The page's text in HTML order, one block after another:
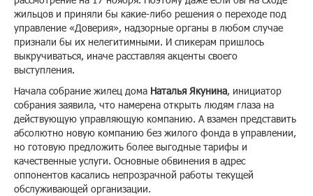
жильцов и приняли бы какие-либо решения о переходе под
управление «Доверия», надзорные органы в любом случае
признали бы их нелегитимными. И спикерам пришлось
выкручиваться, иначе расставляя акценты своего
выступления.
Начала собрание жилец дома Наталья Якунина, инициатор
собрания заявила, что намерена открыть людям глаза на
действующую управляющую компанию. А взамен представить
абсолютно новую компанию без жилого фонда в управлении,
но готовую предложить более выгодные тарифы и
качественные услуги. Основные обвинения в адрес
оппонентов касались непрозрачной работы текущей
обслуживающей организации.